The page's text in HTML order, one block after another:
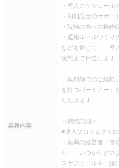
業務内容
・導入スケジュール
・初期設定のサポート
・現場の方への操作
・運用ルールづくり
などを通じて、「導
状態まで伴走します。
「薬剤師でのご経
を持つパートナー」
ただきます。
＜職務詳細＞
■導入プロジェクト
・薬局の経営者・
ら、「いつからどの
スケジュールを一緒